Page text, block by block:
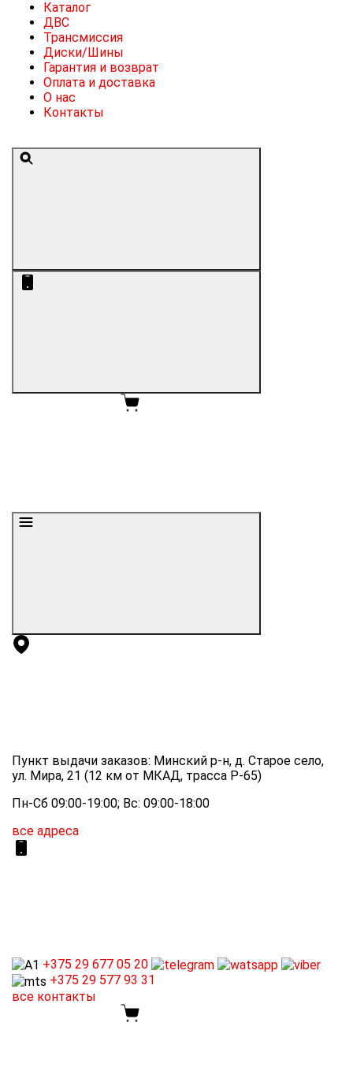
Каталог
ДВС
Трансмиссия
Диски/Шины
Гарантия и возврат
Оплата и доставка
О нас
Контакты
Пункт выдачи заказов: Минский р-н, д. Старое село,
ул. Мира, 21 (12 км от МКАД, трасса P-65)
Пн-Сб 09:00-19:00; Вс: 09:00-18:00
все адреса
+375 29 677 05 20
+375 29 577 93 31
все контакты